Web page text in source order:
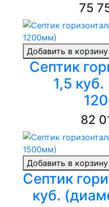
75
Добавить в корзину
Септик
1,5
82
Добавить в корзину
Септик
куб.